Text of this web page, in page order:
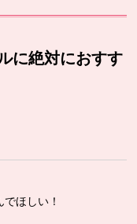
に絶対におすす
ほしい！